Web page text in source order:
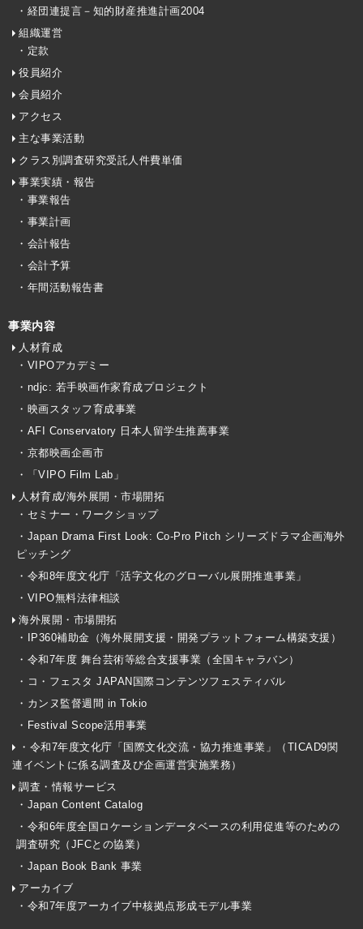
・経団連提言－知的財産推進計画2004
組織運営
・定款
役員紹介
会員紹介
アクセス
主な事業活動
クラス別調査研究受託人件費単価
事業実績・報告
・事業報告
・事業計画
・会計報告
・会計予算
・年間活動報告書
事業内容
人材育成
・VIPOアカデミー
・ndjc: 若手映画作家育成プロジェクト
・映画スタッフ育成事業
・AFI Conservatory 日本人留学生推薦事業
・京都映画企画市
・「VIPO Film Lab」
人材育成/海外展開・市場開拓
・セミナー・ワークショップ
・Japan Drama First Look: Co-Pro Pitch シリーズドラマ企画海外
ピッチング
・令和8年度文化庁「活字文化のグローバル展開推進事業」
・VIPO無料法律相談
海外展開・市場開拓
・IP360補助金（海外展開支援・開発プラットフォーム構築支援）
・令和7年度 舞台芸術等総合支援事業（全国キャラバン）
・コ・フェスタ JAPAN国際コンテンツフェスティバル
・カンヌ監督週間 in Tokio
・Festival Scope活用事業
・令和7年度文化庁「国際文化交流・協力推進事業」（TICAD9関
連イベントに係る調査及び企画運営実施業務）
調査・情報サービス
・Japan Content Catalog
・令和6年度全国ロケーションデータベースの利用促進等のための
調査研究（JFCとの協業）
・Japan Book Bank 事業
アーカイブ
・令和7年度アーカイブ中核拠点形成モデル事業